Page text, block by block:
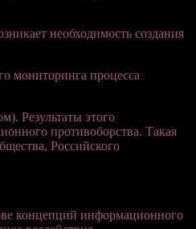
необходимость создания
мониторинга процесса
Результаты этого
противоборства. Такая
Российского
концепций информационного